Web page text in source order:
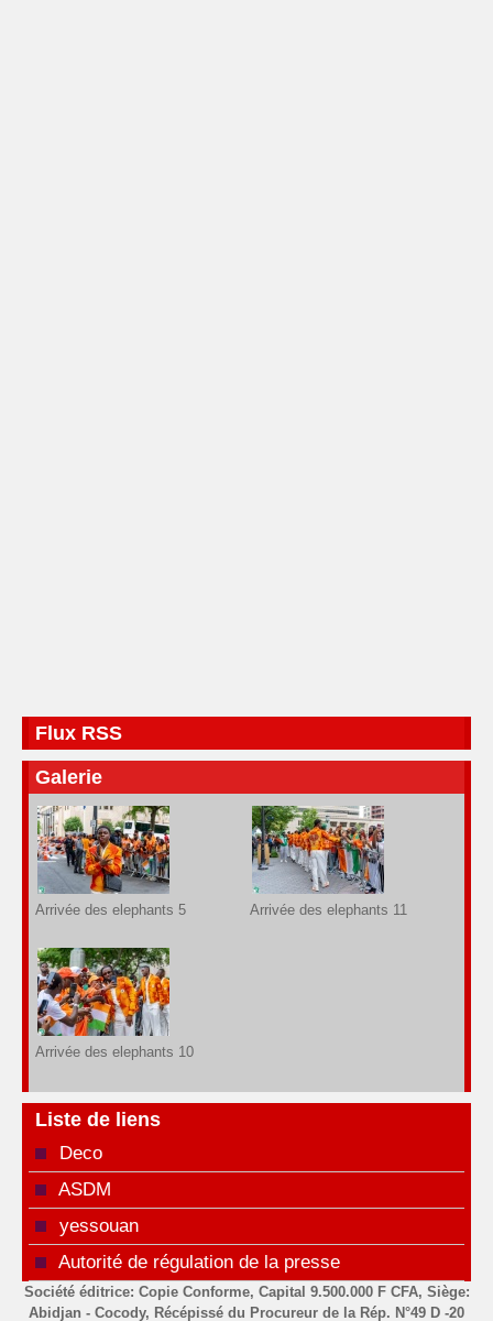
Flux RSS
Galerie
Arrivée des elephants 5 Arrivée des elephants 11
Arrivée des elephants 10
Liste de liens
Deco
ASDM
yessouan
Autorité de régulation de la presse
Société éditrice: Copie Conforme, Capital 9.500.000 F CFA, Siège:
Abidjan - Cocody, Récépissé du Procureur de la Rép. N°49 D -20